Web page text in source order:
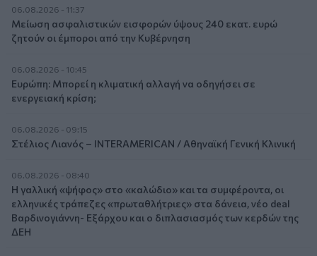
06.08.2026 - 11:37
Μείωση ασφαλιστικών εισφορών ύψους 240 εκατ. ευρώ
ζητούν οι έμποροι από την Κυβέρνηση
06.08.2026 - 10:45
Ευρώπη: Μπορεί η κλιματική αλλαγή να οδηγήσει σε
ενεργειακή κρίση;
06.08.2026 - 09:15
Στέλιος Λιανός – INTERAMERICAN / Αθηναϊκή Γενική Κλινική
06.08.2026 - 08:40
Η γαλλική «ψήφος» στο «καλώδιο» και τα συμφέροντα, οι
ελληνικές τράπεζες «πρωταθλήτριες» στα δάνεια, νέο deal
Βαρδινογιάννη- Εξάρχου και ο διπλασιασμός των κερδών της
ΔΕΗ